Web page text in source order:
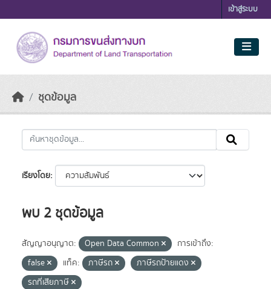
เข้าสู่ระบบ
ชุดข้อมูล
เรียงโดย
พบ 2 ชุดข้อมูล
สัญญาอนุญาต: Open Data Common
การเข้าถึง:
false
แท็ค: ภาษีรถ
ภาษีรถป้ายแดง
รถที่เสียภาษี